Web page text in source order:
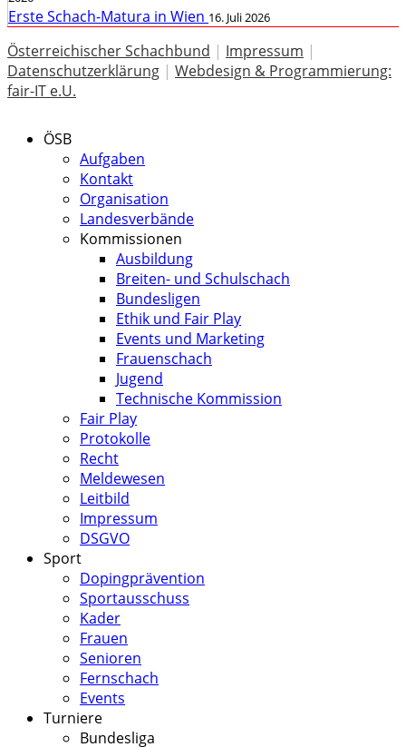
Erste Schach-Matura in Wien 16. Juli 2026
Österreichischer Schachbund | Impressum |
Datenschutzerklärung | Webdesign & Programmierung:
fair-IT e.U.
ÖSB
Aufgaben
Kontakt
Organisation
Landesverbände
Kommissionen
Ausbildung
Breiten- und Schulschach
Bundesligen
Ethik und Fair Play
Events und Marketing
Frauenschach
Jugend
Technische Kommission
Fair Play
Protokolle
Recht
Meldewesen
Leitbild
Impressum
DSGVO
Sport
Dopingprävention
Sportausschuss
Kader
Frauen
Senioren
Fernschach
Events
Turniere
Bundesliga